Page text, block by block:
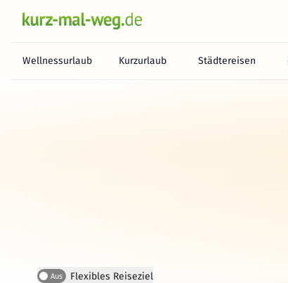
Wellnessurlaub Kurzurlaub Städtereisen
Aus Flexibles Reiseziel